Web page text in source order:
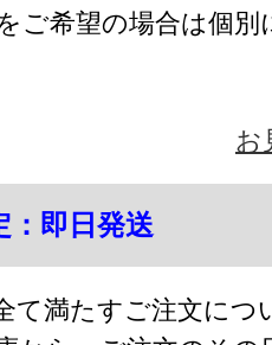
ご希望の場合は個別
お
：即日発送
満たすご注文につ